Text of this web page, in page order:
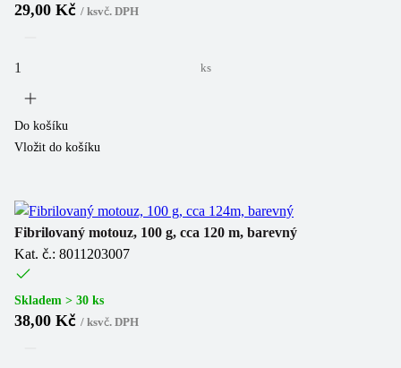
29,00 Kč / ksvč. DPH
ks
Do košíku
Vložit do košíku
Fibrilovaný motouz, 100 g, cca 120 m, barevný
Kat. č.: 8011203007
Skladem > 30 ks
38,00 Kč / ksvč. DPH